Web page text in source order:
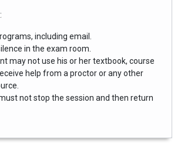
including email.
in the exam room.
may not use his or her textbook, course
help from a proctor or any other
not stop the session and then return